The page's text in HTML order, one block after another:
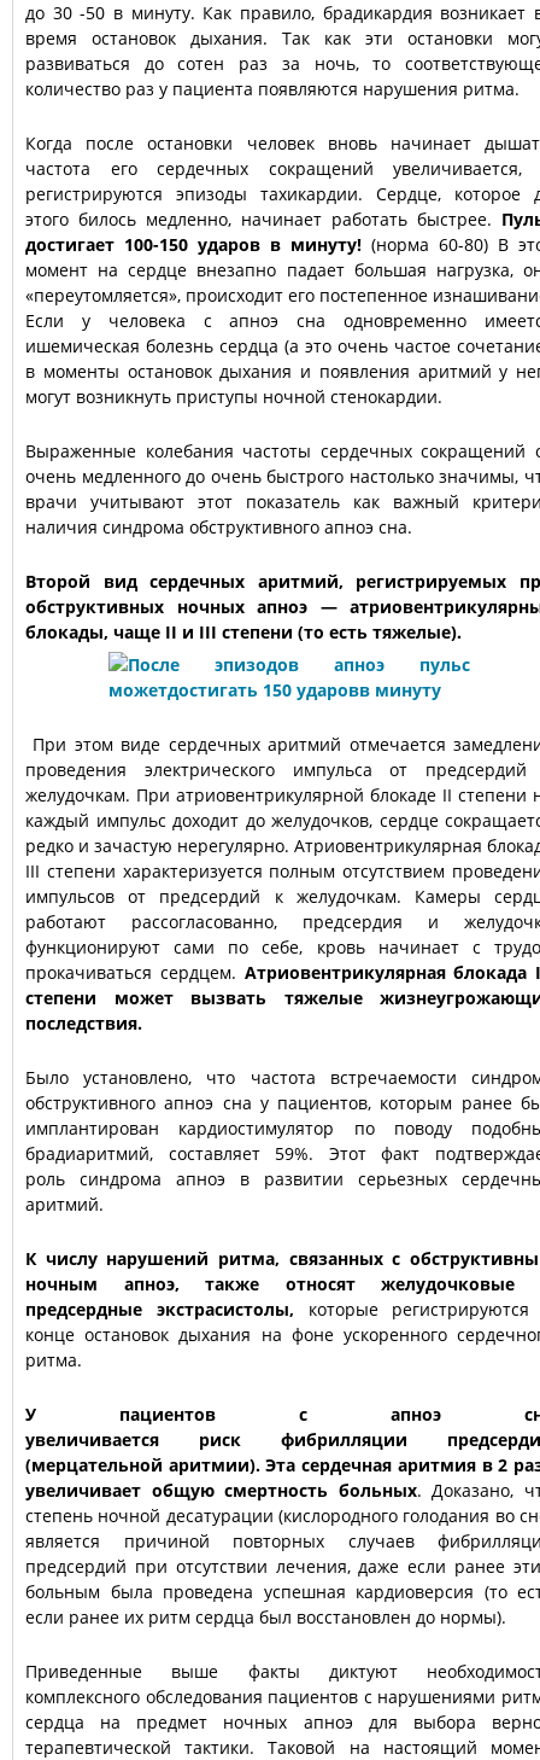
до 30 -50 в минуту. Как правило, брадикардия возникает
время остановок дыхания. Так как эти остановки
развиваться до сотен раз за ночь, то
количество раз у пациента появляются нарушения ритма.
Когда после остановки человек вновь начинает
частота его сердечных сокращений увеличивается,
регистрируются эпизоды тахикардии. Сердце, которое
этого билось медленно, начинает работать быстрее.
достигает 100-150 ударов в минуту! (норма 60-80) В
момент на сердце внезапно падает большая нагрузка,
«переутомляется», происходит его постепенное
Если у человека с апноэ сна одновременно
ишемическая болезнь сердца (а это очень частое
в моменты остановок дыхания и появления аритмий у
могут возникнуть приступы ночной стенокардии.
Выраженные колебания частоты сердечных сокращений
очень медленного до очень быстрого настолько значимы,
врачи учитывают этот показатель как важный
наличия синдрома обструктивного апноэ сна.
Второй вид сердечных аритмий, регистрируемых
обструктивных ночных апноэ —
блокады, чаще II и III степени (то есть тяжелые).
При этом виде сердечных аритмий отмечается
проведения электрического импульса от
желудочкам. При атриовентрикулярной блокаде II степени
каждый импульс доходит до желудочков, сердце
редко и зачастую нерегулярно. Атриовентрикулярная
III степени характеризуется полным отсутствием
импульсов от предсердий к желудочкам. Камеры
работают рассогласованно, предсердия и
функционируют сами по себе, кровь начинает с
прокачиваться сердцем. Атриовентрикулярная блокада
степени может вызвать тяжелые
последствия.
Было установлено, что частота встречаемости
обструктивного апноэ сна у пациентов, которым ранее
имплантирован кардиостимулятор по поводу
брадиаритмий, составляет 59%. Этот факт
роль синдрома апноэ в развитии серьезных
аритмий.
К числу нарушений ритма, связанных с
ночным апноэ, также относят желудочковые
предсердные экстрасистолы, которые
конце остановок дыхания на фоне ускоренного
ритма.
У пациентов с апноэ
увеличивается риск фибрилляции
(мерцательной аритмии). Эта сердечная аритмия в 2
увеличивает общую смертность больных. Доказано,
степень ночной десатурации (кислородного голодания во
является причиной повторных случаев
предсердий при отсутствии лечения, даже если ранее
больным была проведена успешная кардиоверсия (то
если ранее их ритм сердца был восстановлен до нормы).
Приведенные выше факты диктуют
комплексного обследования пациентов с нарушениями
сердца на предмет ночных апноэ для выбора
терапевтической тактики. Таковой на настоящий